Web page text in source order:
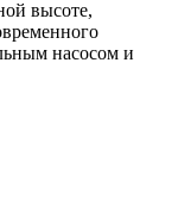
высоте,
насосом и